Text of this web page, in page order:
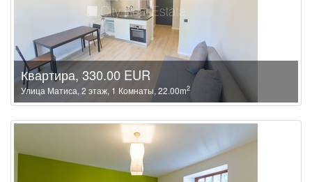
Квартира, 330.00 EUR
Улица Матиса, 2 этаж, 1 Комнаты, 22.00m2